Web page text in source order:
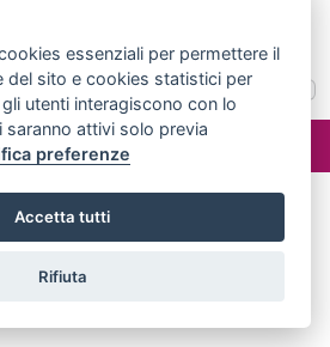
-Privacy
02029690472
essenziali per permettere il
del sito e cookies statistici per
utenti interagiscono con lo
saranno attivi solo previa
preferenze
Accetta tutti
Rifiuta